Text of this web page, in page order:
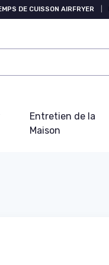
DE CUISSON AIRFRYER
Entretien de la
Maison